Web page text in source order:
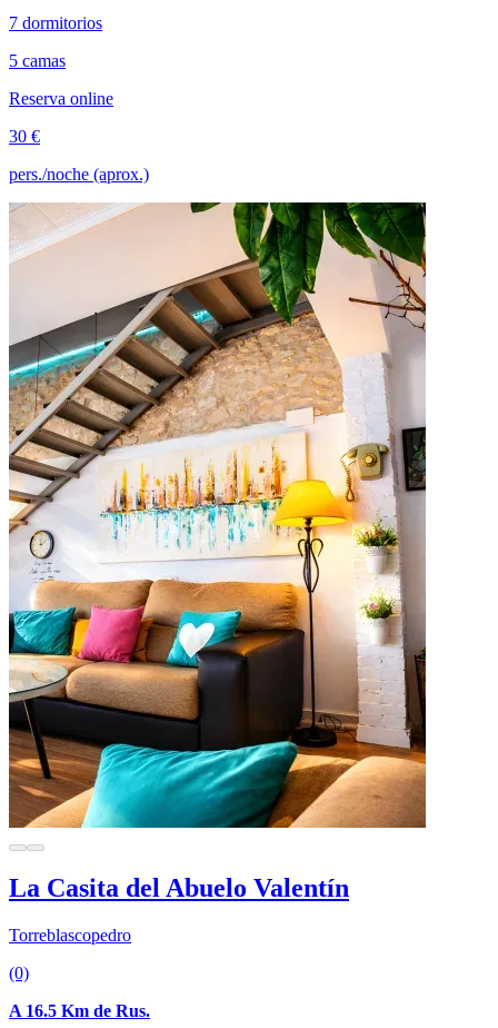
7 dormitorios
5 camas
Reserva online
30 €
pers./noche (aprox.)
La Casita del Abuelo Valentín
Torreblascopedro
(0)
A 16.5 Km de Rus.